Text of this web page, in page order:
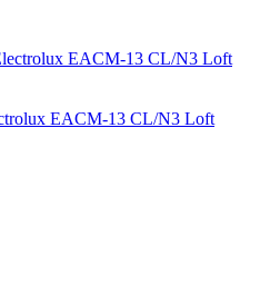
EACM-13 CL/N3 Loft